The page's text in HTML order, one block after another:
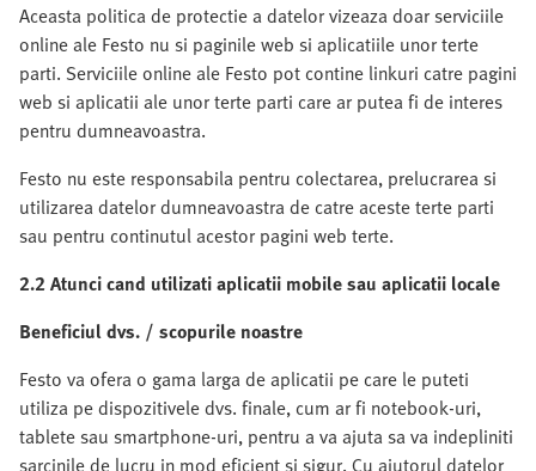
Aceasta politica de protectie a datelor vizeaza doar serviciile
online ale Festo nu si paginile web si aplicatiile unor terte
parti. Serviciile online ale Festo pot contine linkuri catre pagini
web si aplicatii ale unor terte parti care ar putea fi de interes
pentru dumneavoastra.
Festo nu este responsabila pentru colectarea, prelucrarea si
utilizarea datelor dumneavoastra de catre aceste terte parti
sau pentru continutul acestor pagini web terte.
2.2 Atunci cand utilizati aplicatii mobile sau aplicatii locale
Beneficiul dvs. / scopurile noastre
Festo va ofera o gama larga de aplicatii pe care le puteti
utiliza pe dispozitivele dvs. finale, cum ar fi notebook-uri,
tablete sau smartphone-uri, pentru a va ajuta sa va indepliniti
sarcinile de lucru in mod eficient si sigur. Cu ajutorul datelor